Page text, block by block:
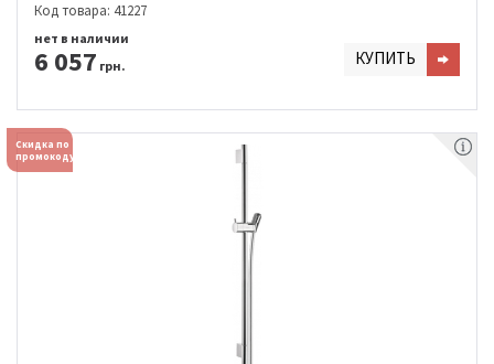
Код товара: 41227
6 057 грн.
нет в наличии
КУПИТЬ
Скидка по
промокоду